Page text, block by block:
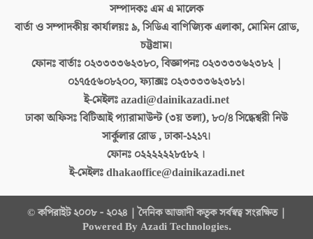
সম্পাদকঃএম এ মালেক
বার্তা ও সম্পাদকীয় কার্যালয়ঃ৯, সিডিএ বাণিজ্যিক এলাকা, মোমিন রোড,
চট্টগ্রাম।
ফোনঃ বার্তাঃ ০২৩৩৩৩৬২৩৮০, বিজ্ঞাপনঃ ০২৩৩৩৩৬২৩৮২ |
০১৭৫৫৬০৮২০০, ফ্যাক্সঃ ০২৩৩৩৩৬২৩৮১।
ই-মেইলঃazadi@dainikazadi.net
ঢাকা অফিসঃবিটিআই প্যারামাউন্ট (৩য় তলা), ৮০/৪ সিদ্ধেশ্বরী নিউ
সার্কুলার রোড , ঢাকা-১২১৭।
ফোনঃ ০২২২২২২৮৫৮২ ।
ই-মেইলঃdhakaoffice@dainikazadi.net
© কপিরাইট ২০০৮ - ২০২৪ | দৈনিক আজাদী কতৃক সর্বস্বত্ব সংরক্ষিত |
Powered By Azadi Technologies.